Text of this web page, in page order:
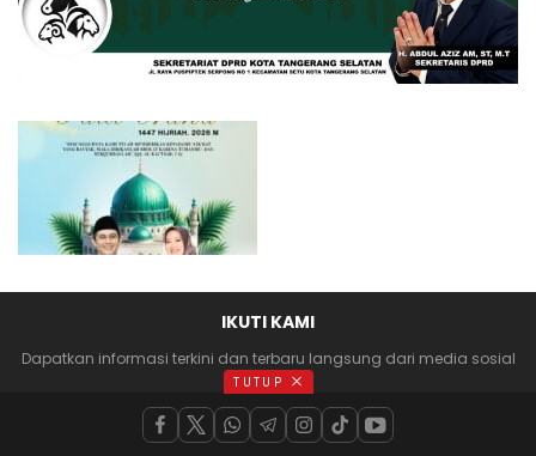
IKUTI KAMI
Dapatkan informasi terkini dan terbaru langsung dari media sosial
anda
TUTUP